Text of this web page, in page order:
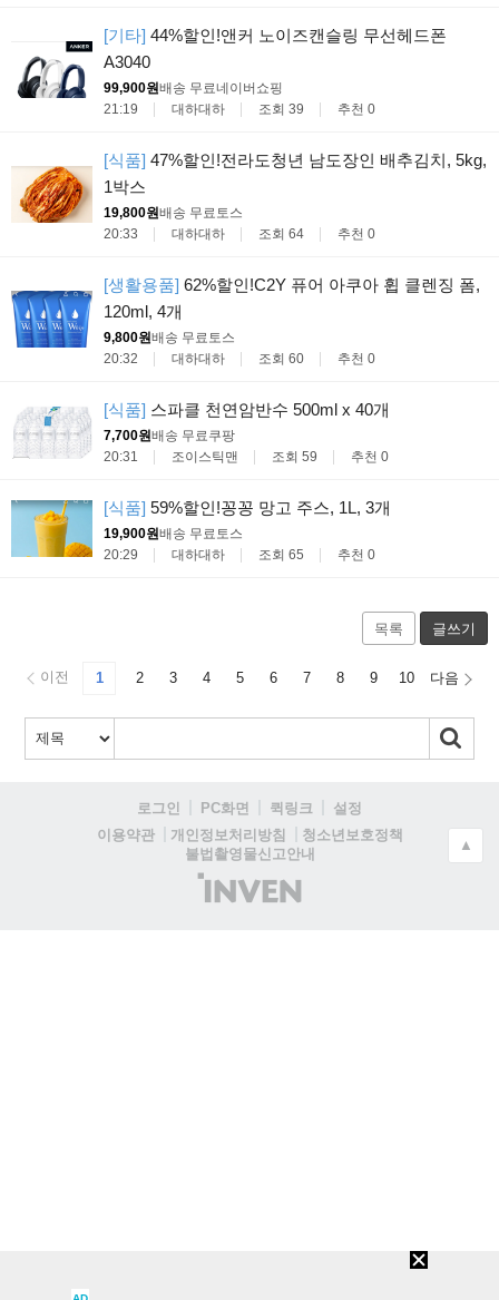
[기타] 44%할인!앤커 노이즈캔슬링 무선헤드폰
A3040
99,900원배송 무료네이버쇼핑
21:19
대하대하 조회 39 추천 0
[식품] 47%할인!전라도청년 남도장인 배추김치, 5kg,
1박스
19,800원배송 무료토스
20:33
대하대하 조회 64 추천 0
[생활용품] 62%할인!C2Y 퓨어 아쿠아 휩 클렌징 폼,
120ml, 4개
9,800원배송 무료토스
20:32
대하대하 조회 60 추천 0
[식품] 스파클 천연암반수 500ml x 40개
7,700원배송 무료쿠팡
20:31
조이스틱맨 조회 59 추천 0
[식품] 59%할인!꽁꽁 망고 주스, 1L, 3개
19,900원배송 무료토스
20:29
대하대하 조회 65 추천 0
목록 글쓰기
이전 1 2 3 4 5 6 7 8 9 10 다음
로그인 PC화면 퀵링크
설정
이용약관
개인정보처리방침
청소년보호정책
불법촬영물신고안내
(주)
인
▲